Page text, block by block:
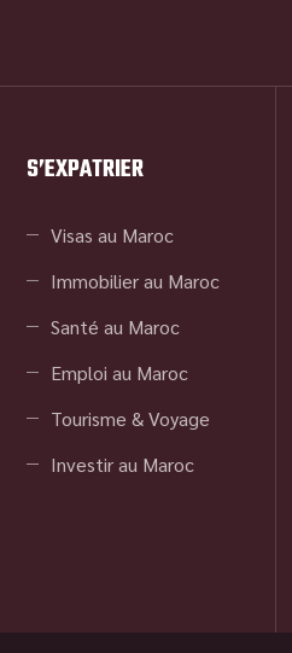
S’EXPATRIER
Visas au Maroc
Immobilier au Maroc
Santé au Maroc
Emploi au Maroc
Tourisme & Voyage
Investir au Maroc